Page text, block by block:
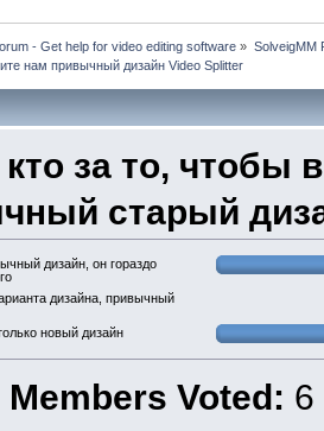
- Get help for video editing software » SolveigMM
нам привычный дизайн Video Splitter
за то, чтобы
старый
дизайн, он гораздо
дизайна, привычный
новый дизайн
Members Voted: 6